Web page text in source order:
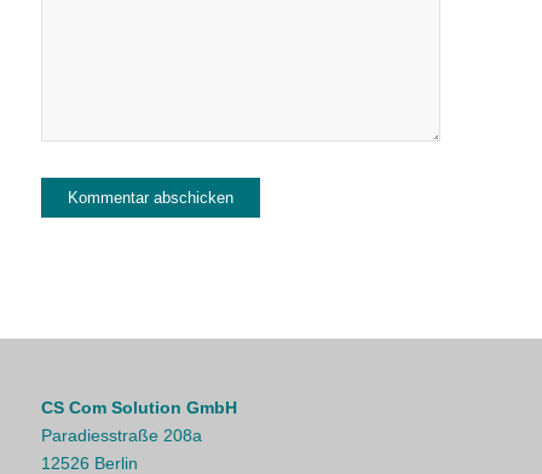
CS Com Solution GmbH
Paradiesstraße 208a
12526 Berlin